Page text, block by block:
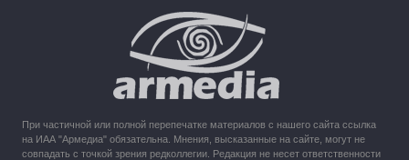
Кипр рассматривает возможность размещения беженцев
из Карабаха
При частичной или полной перепечатке материалов с нашего сайта ссылка
на ИАА "Армедиа" обязательна. Мнения, высказанные на сайте, могут не
совпадать с точкой зрения редколлегии. Редакция не несет ответственности